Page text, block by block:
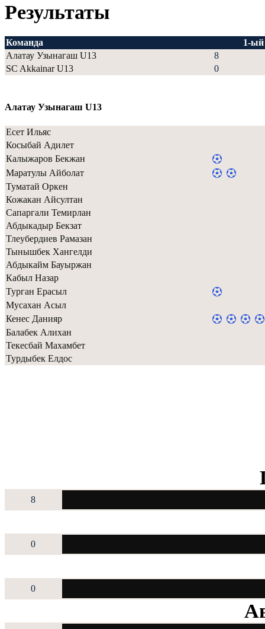
Результаты
Команда
1-
Алатау Узынагаш U13
8
SC Akkainar U13
0
Алатау Узынагаш U13
Есет Ильяс
Косыбай Адилет
Калыжаров Бекжан
Маратулы Айболат
Туматай Оркен
Кожакан Айсултан
Сапаргали Темирлан
Абдыкадыр Бекзат
Тлеубердиев Рамазан
Тынышбек Хангелди
Абдыкайм Бауыржан
Кабыл Назар
Турган Ерасыл
Мусахан Асыл
Кенес Данияр
Балабек Алихан
Текесбай Махамбет
Турдыбек Елдос
8
0
0